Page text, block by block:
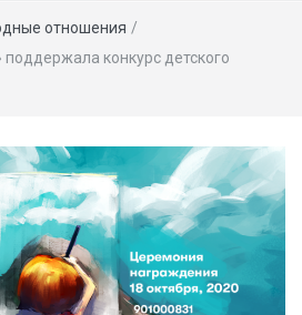
отношения /
конкурс детского